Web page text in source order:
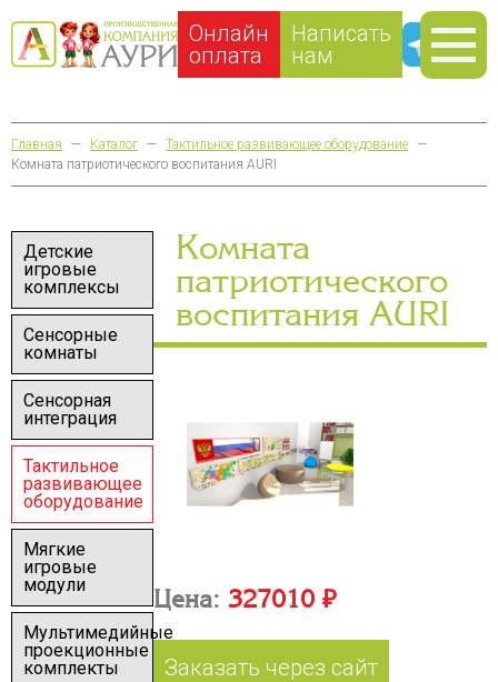
Онлайн
оплата
Написать
нам
Главная — Каталог — Тактильное развивающее оборудование —
Комната патриотического воспитания AURI
Детские
игровые
комплексы
Сенсорные
комнаты
Сенсорная
интеграция
Тактильное
развивающее
оборудование
Мягкие
игровые
модули
Мультимедийные
проекционные
комплекты
Комната
патриотического
воспитания AURI
Цена: 327010 ₽
Заказать через сайт